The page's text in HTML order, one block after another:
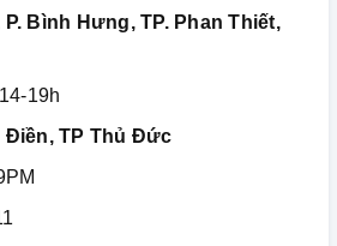
Bình Hưng, TP. Phan Thiết,
19h
Điền, TP Thủ Đức